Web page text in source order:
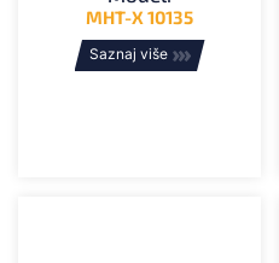
MHT-X 10135
Saznaj više